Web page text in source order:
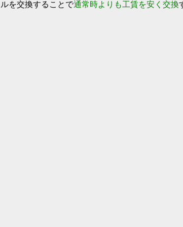
を交換することで通常時よりも工賃を安く交換